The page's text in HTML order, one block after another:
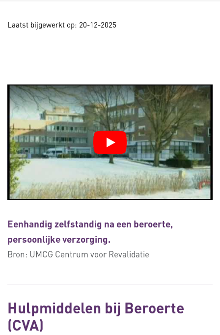
Laatst bijgewerkt op: 20-12-2025
Eenhandig zelfstandig na een beroerte,
persoonlijke verzorging.
Bron: UMCG Centrum voor Revalidatie
Hulpmiddelen bij Beroerte
(CVA)